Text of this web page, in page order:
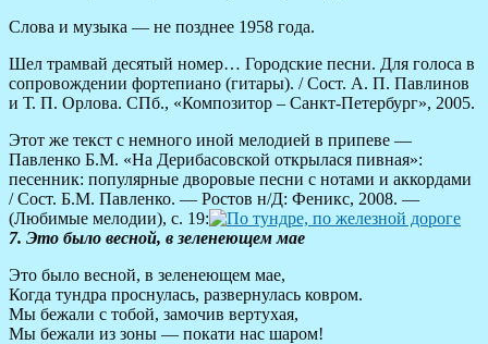
Слова и музыка — не позднее 1958 года.
Шел трамвай десятый номер… Городские песни. Для голоса в
сопровождении фортепиано (гитары). / Сост. А. П. Павлинов
и Т. П. Орлова. СПб., «Композитор – Санкт-Петербург», 2005.
Этот же текст с немного иной мелодией в припеве —
Павленко Б.М. «На Дерибасовской открылася пивная»:
песенник: популярные дворовые песни с нотами и аккордами
/ Сост. Б.М. Павленко. — Ростов н/Д: Феникс, 2008. —
(Любимые мелодии), с. 19:
7. Это было весной, в зеленеющем мае
Это было весной, в зеленеющем мае,
Когда тундра проснулась, развернулась ковром.
Мы бежали с тобой, замочив вертухая,
Мы бежали из зоны — покати нас шаром!